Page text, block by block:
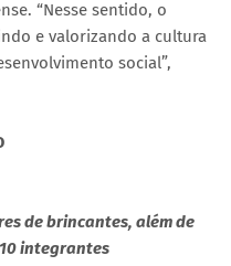
“Nesse sentido, o
e valorizando a cultura
social”,
de brincantes, além de
integrantes